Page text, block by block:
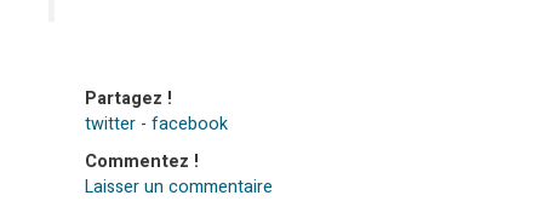
Partagez !
twitter - facebook
Commentez !
Laisser un commentaire